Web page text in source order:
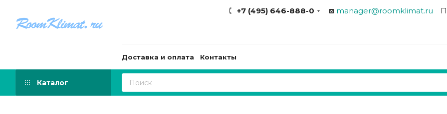
+7 (495) 646-888-0 manager@roomklimat.ru
Доставка и оплата Контакты
Каталог